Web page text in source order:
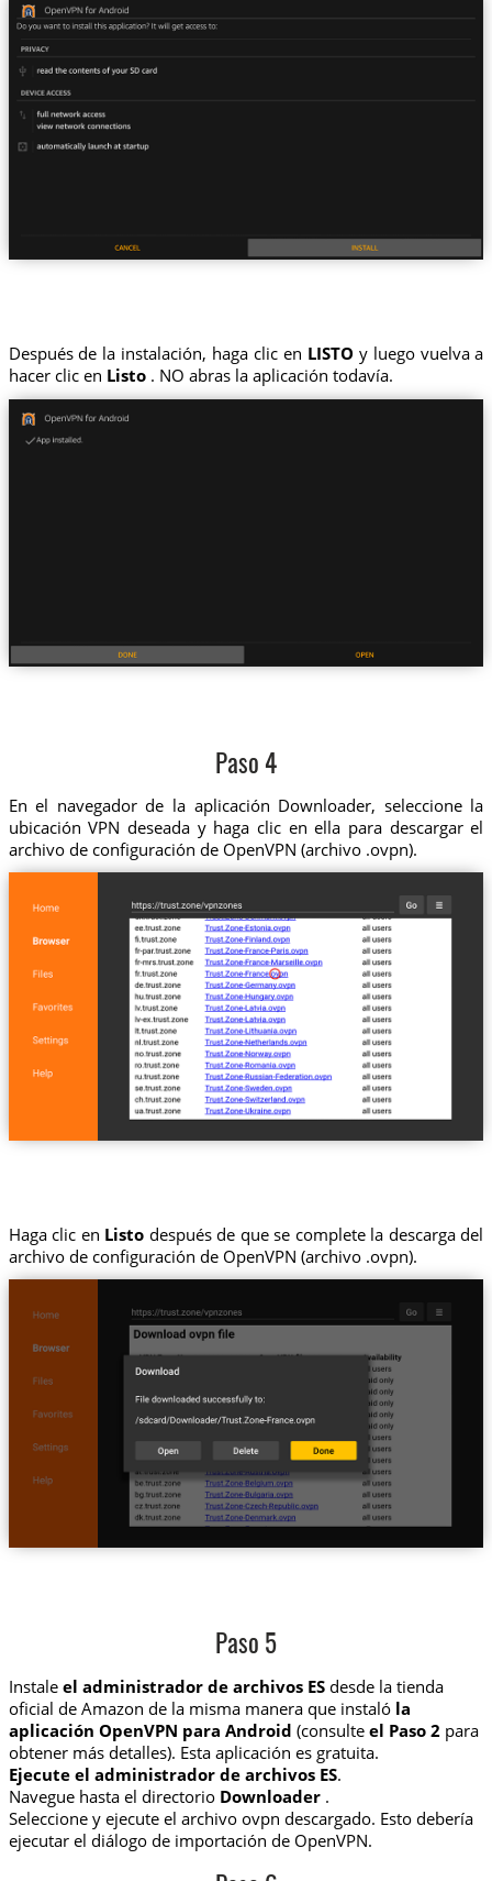
Después de la instalación, haga clic en LISTO y luego vuelva a
hacer clic en Listo. NO abras la aplicación todavía.
Paso 4
En el navegador de la aplicación Downloader, seleccione la
ubicación VPN deseada y haga clic en ella para descargar el
archivo de configuración de OpenVPN (archivo .ovpn).
Haga clic en Listo después de que se complete la descarga del
archivo de configuración de OpenVPN (archivo .ovpn).
Paso 5
Instale el administrador de archivos ESdesde la tienda
oficial de Amazon de la misma manera que instaló la
aplicación OpenVPN para Android (consulte el Paso 2 para
obtener más detalles). Esta aplicación es gratuita.
Ejecute el administrador de archivos ES.
Navegue hasta el directorio Downloader.
Seleccione y ejecute el archivo ovpn descargado. Esto debería
ejecutar el diálogo de importación de OpenVPN.